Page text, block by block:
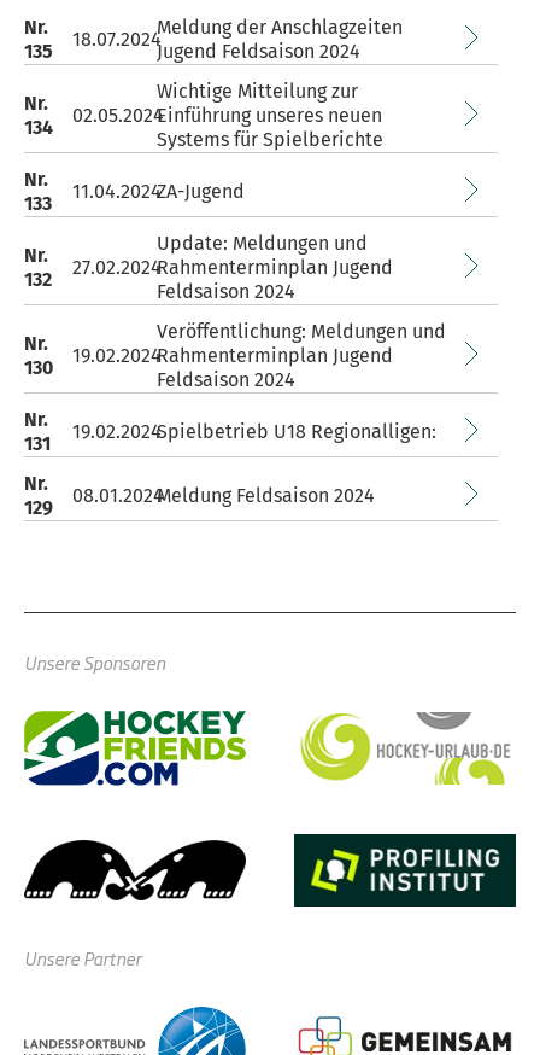
Nr.
135
18.07.2024
Meldung der Anschlagzeiten
Jugend Feldsaison 2024
Nr.
134
02.05.2024
Wichtige Mitteilung zur
Einführung unseres neuen
Systems für Spielberichte
Nr.
133
11.04.2024ZA-Jugend
Nr.
132
27.02.2024
Update: Meldungen und
Rahmenterminplan Jugend
Feldsaison 2024
Nr.
130
19.02.2024
Veröffentlichung: Meldungen und
Rahmenterminplan Jugend
Feldsaison 2024
Nr.
131
19.02.2024Spielbetrieb U18 Regionalligen:
Nr.
129
08.01.2024Meldung Feldsaison 2024
Unsere Sponsoren
Unsere Partner